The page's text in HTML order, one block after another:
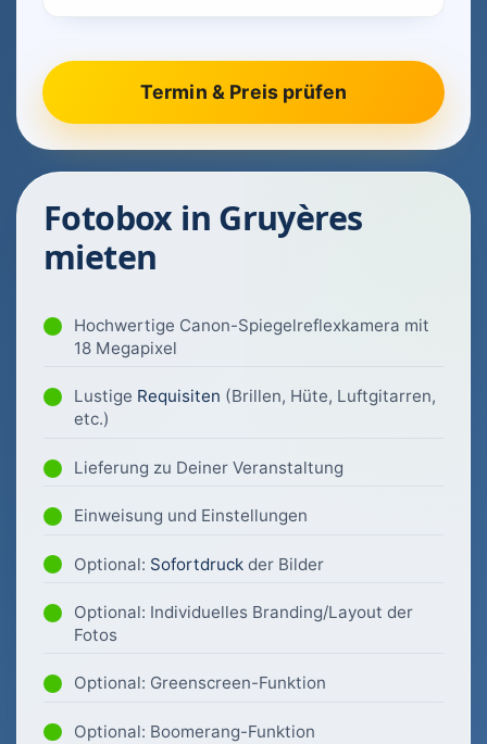
Fotobox in Gruyères
mieten
Hochwertige Canon-Spiegelreflexkamera mit
18 Megapixel
Lustige Requisiten (Brillen, Hüte, Luftgitarren,
etc.)
Lieferung zu Deiner Veranstaltung
Einweisung und Einstellungen
Optional: Sofortdruck der Bilder
Optional: Individuelles Branding/Layout der
Fotos
Optional: Greenscreen-Funktion
Optional: Boomerang-Funktion